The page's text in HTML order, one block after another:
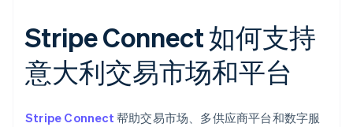
Stripe Connect 如何支持
意大利交易市场和平台
Stripe Connect 帮助交易市场、多供应商平台和数字服